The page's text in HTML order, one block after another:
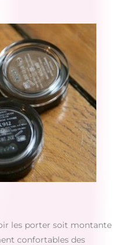
les porter soit montante
confortables des